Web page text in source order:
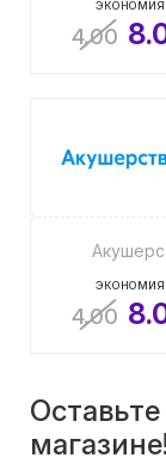
ЭКОНОМИЯ
4.00
ЭКОНОМИЯ
4.00
магазине!